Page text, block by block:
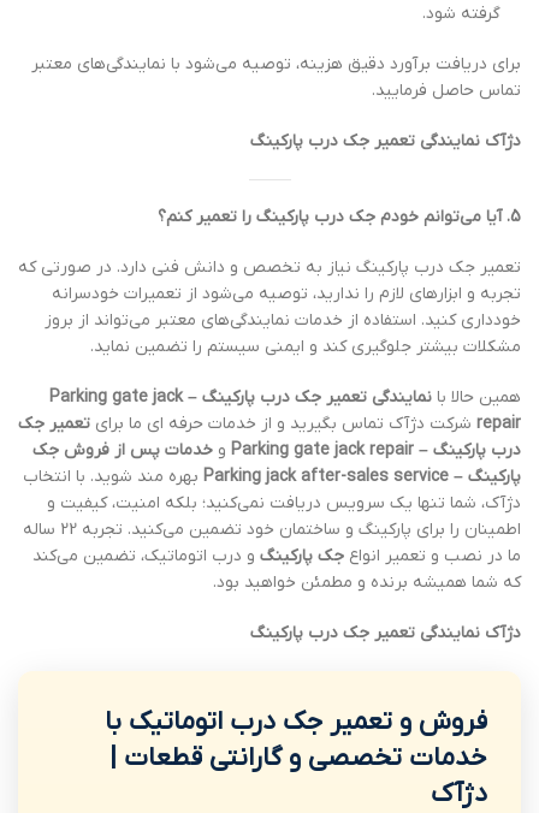
گرفته شود.
برای دریافت برآورد دقیق هزینه، توصیه می‌شود با نمایندگی‌های معتبر
تماس حاصل فرمایید.
دژآک نمایندگی تعمیر جک درب پارکینگ
5. آیا می‌توانم خودم جک درب پارکینگ را تعمیر کنم؟
تعمیر جک درب پارکینگ نیاز به تخصص و دانش فنی دارد. در صورتی که
تجربه و ابزارهای لازم را ندارید، توصیه می‌شود از تعمیرات خودسرانه
خودداری کنید. استفاده از خدمات نمایندگی‌های معتبر می‌تواند از بروز
مشکلات بیشتر جلوگیری کند و ایمنی سیستم را تضمین نماید.
همین حالا با
نمایندگی تعمیر جک درب پارکینگ – Parking gate jack
repair شرکت دژآک تماس بگیرید و از خدمات حرفه ای ما برای تعمیر جک
درب پارکینگ – Parking gate jack repair
و خدمات پس از فروش جک
پارکینگ – Parking jack after-sales service
بهره مند شوید. با انتخاب
دژآک، شما تنها یک سرویس دریافت نمی‌کنید؛ بلکه امنیت، کیفیت و
اطمینان را برای پارکینگ و ساختمان خود تضمین می‌کنید. تجربه 22 ساله
ما در نصب و تعمیر انواع جک پارکینگ و درب اتوماتیک، تضمین می‌کند
که شما همیشه برنده و مطمئن خواهید بود.
دژآک نمایندگی تعمیر جک درب پارکینگ
فروش و تعمیر جک درب اتوماتیک با
خدمات تخصصی و گارانتی قطعات |
دژآک